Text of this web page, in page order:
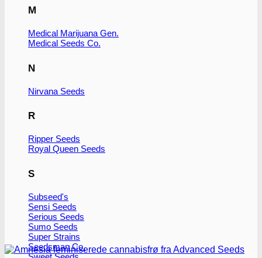
M
Medical Marijuana Gen.
Medical Seeds Co.
N
Nirvana Seeds
R
Ripper Seeds
Royal Queen Seeds
S
Subseed's
Sensi Seeds
Serious Seeds
Sumo Seeds
Super Strains
Seedsman Co.